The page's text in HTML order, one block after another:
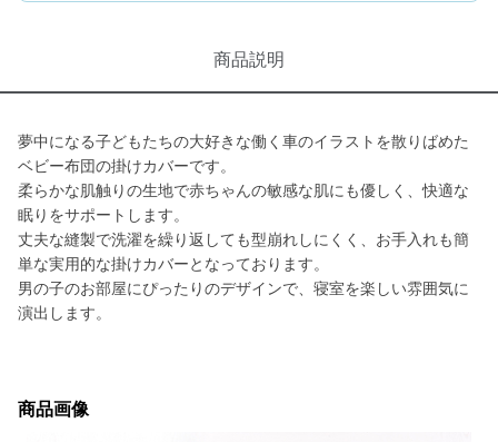
商品説明
夢中になる子どもたちの大好きな働く車のイラストを散りばめた
ベビー布団の掛けカバーです。
柔らかな肌触りの生地で赤ちゃんの敏感な肌にも優しく、快適な
眠りをサポートします。
丈夫な縫製で洗濯を繰り返しても型崩れしにくく、お手入れも簡
単な実用的な掛けカバーとなっております。
男の子のお部屋にぴったりのデザインで、寝室を楽しい雰囲気に
演出します。
商品画像